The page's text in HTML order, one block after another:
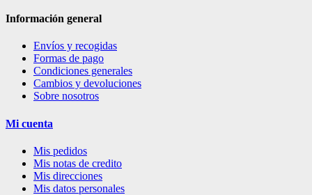
Información general
Envíos y recogidas
Formas de pago
Condiciones generales
Cambios y devoluciones
Sobre nosotros
Mi cuenta
Mis pedidos
Mis notas de credito
Mis direcciones
Mis datos personales